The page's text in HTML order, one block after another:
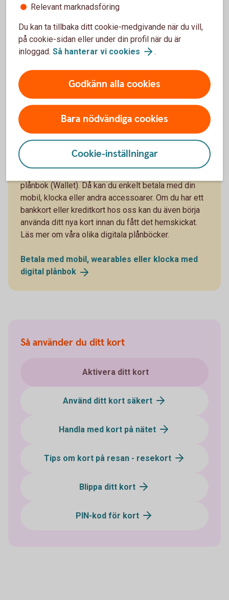
Skaffa digital
plånbok
Vill du slippa ha med dig dina kort?
Om du vill slippa ha med dig dina kort när du ska ut
plånbok (Wallet). Då kan du enkelt betala med din
mobil, klocka eller andra accessoarer. Om du har ett
bankkort eller kreditkort hos oss kan du även börja
använda ditt nya kort innan du fått det hemskickat.
Läs mer om våra olika digitala plånböcker.
Betala med mobil, wearables eller klocka med
digital plånbok
Så använder du ditt kort
Aktivera ditt kort
Använd ditt kort säkert
Handla med kort på nätet
Tips om kort på resan - resekort
Blippa ditt kort
PIN-kod för kort
Relevant marknadsföring
Du kan ta tillbaka ditt cookie-medgivande när du vill,
på cookie-sidan eller under din profil när du är
inloggad. Så hanterar vi cookies .
Godkänn alla cookies
Bara nödvändiga cookies
Cookie-inställningar